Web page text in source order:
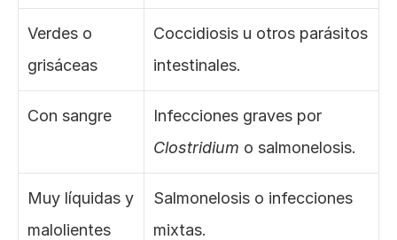
Verdes o
grisáceas
Coccidiosis u otros parásitos
intestinales.
Con sangre
Clostridium o salmonelosis.
Muy líquidas y
malolientes
Salmonelosis o infecciones
mixtas.